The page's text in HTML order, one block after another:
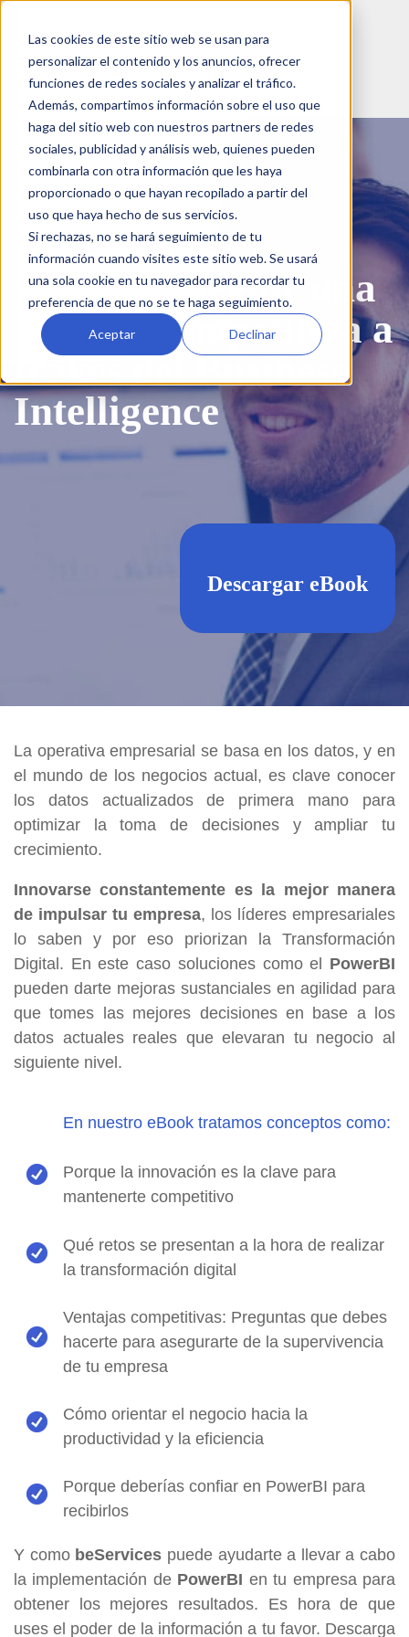
Las cookies de este sitio web se usan para
personalizar el contenido y los anuncios, ofrecer
funciones de redes sociales y analizar el tráfico.
Además, compartimos información sobre el uso que
haga del sitio web con nuestros partners de redes
sociales, publicidad y análisis web, quienes pueden
combinarla con otra información que les haya
proporcionado o que hayan recopilado a partir del
uso que haya hecho de sus servicios.
Si rechazas, no se hará seguimiento de tu
información cuando visites este sitio web. Se usará
una sola cookie en tu navegador para recordar tu
preferencia de que no se te haga seguimiento.
Aceptar Declinar
eBook:
Cómo conseguir una
ventaja competitiva a
través del Business
Intelligence
Descargar eBook
La operativa empresarial se basa en los datos, y en
el mundo de los negocios actual, es clave conocer
los datos actualizados de primera mano para
optimizar la toma de decisiones y ampliar tu
crecimiento.
Innovarse constantemente es la mejor manera
de impulsar tu empresa, los líderes empresariales
lo saben y por eso priorizan la Transformación
Digital. En este caso soluciones como el PowerBI
pueden darte mejoras sustanciales en agilidad para
que tomes las mejores decisiones en base a los
datos actuales reales que elevaran tu negocio al
siguiente nivel.
En nuestro eBook tratamos conceptos como:
Porque la innovación es la clave para
mantenerte competitivo
Qué retos se presentan a la hora de realizar
la transformación digital
Ventajas competitivas: Preguntas que debes
hacerte para asegurarte de la supervivencia
de tu empresa
Cómo orientar el negocio hacia la
productividad y la eficiencia
Porque deberías confiar en PowerBI para
recibirlos
Y como beServices puede ayudarte a llevar a cabo
la implementación de PowerBI en tu empresa para
obtener los mejores resultados. Es hora de que
uses el poder de la información a tu favor. Descarga